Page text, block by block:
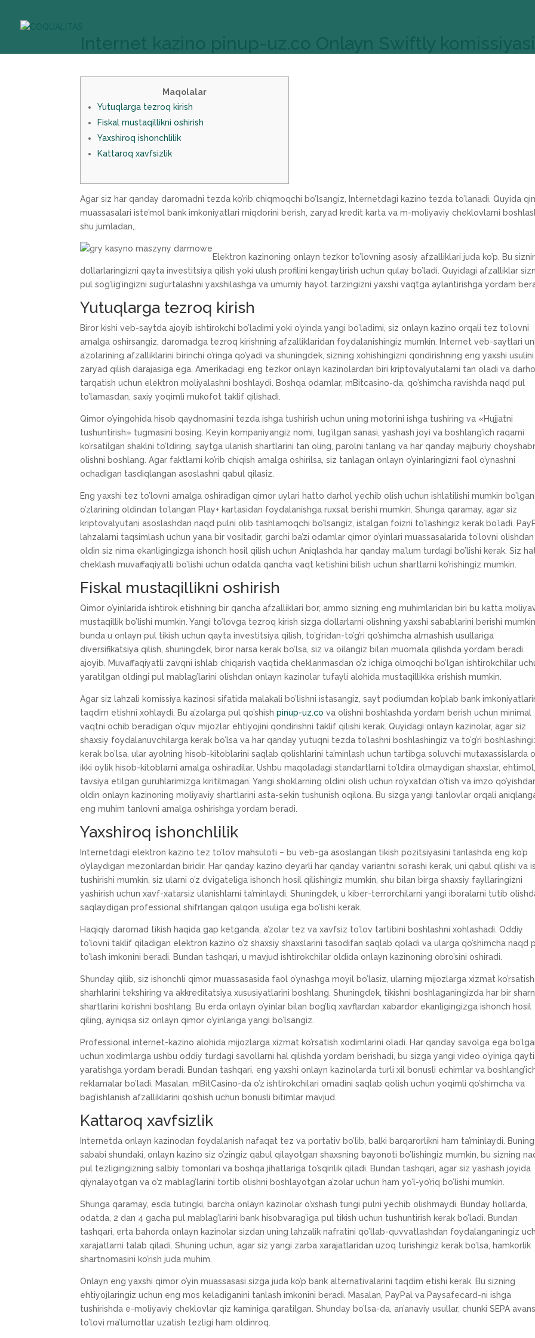
Maqolalar
Yutuqlarga tezroq kirish
Fiskal mustaqillikni oshirish
Yaxshiroq ishonchlilik
Kattaroq xavfsizlik
Agar siz har qanday daromadni tezda ko’rib chiqmoqchi bo’lsangiz, Internetdagi kazino tezda to’lanadi. Quyida
muassasalari iste’mol bank imkoniyatlari miqdorini berish, zaryad kredit karta va m-moliyaviy cheklovlarni
shu jumladan,.
Elektron kazinoning onlayn tezkor to’lovning asosiy afzalliklari juda ko’p. Bu
dollarlaringizni qayta investitsiya qilish yoki ulush profilini kengaytirish uchun qulay bo’ladi.Quyidagi afzalliklar
pul sog’lig’ingizni sug’urtalashni yaxshilashga va umumiy hayot tarzingizni yaxshi vaqtga aylantirishga yordam
Yutuqlarga tezroq kirish
Biror kishi veb-saytda ajoyib ishtirokchi bo’ladimi yoki o’yinda yangi bo’ladimi, siz onlayn kazino orqali tez to’lovni
amalga oshirsangiz, daromadga tezroq kirishning afzalliklaridan foydalanishingiz mumkin. Internet veb-saytlari
a’zolarining afzalliklarini birinchi o’ringa qo’yadi va shuningdek, sizning xohishingizni qondirishning eng yaxshi usulini
zaryad qilish darajasiga ega. Amerikadagi eng tezkor onlayn kazinolardan biri kriptovalyutalarni tan oladi va
tarqatish uchun elektron moliyalashni boshlaydi. Boshqa odamlar, mBitcasino-da, qo’shimcha ravishda naqd pul
to’lamasdan, saxiy yoqimli mukofot taklif qilishadi.
Qimor o’yingohida hisob qaydnomasini tezda ishga tushirish uchun uning motorini ishga tushiring va «Hujjatni
tushuntirish» tugmasini bosing. Keyin kompaniyangiz nomi, tug’ilgan sanasi, yashash joyi va boshlang’ich raqami
ko’rsatilgan shaklni to’ldiring, saytga ulanish shartlarini tan oling, parolni tanlang va har qanday majburiy
olishni boshlang. Agar faktlarni ko’rib chiqish amalga oshirilsa, siz tanlagan onlayn o’yinlaringizni faol o’ynashni
ochadigan tasdiqlangan asoslashni qabul qilasiz.
Eng yaxshi tez to’lovni amalga oshiradigan qimor uylari hatto darhol yechib olish uchun ishlatilishi mumkin bo’lgan
o’zlarining oldindan to’langan Play+ kartasidan foydalanishga ruxsat berishi mumkin. Shunga qaramay, agar siz
kriptovalyutani asoslashdan naqd pulni olib tashlamoqchi bo’lsangiz, istalgan foizni to’lashingiz kerak bo’ladi.
lahzalarni taqsimlash uchun yana bir vositadir, garchi ba’zi odamlar qimor o’yinlari muassasalarida to’lovni olishdan
oldin siz nima ekanligingizga ishonch hosil qilish uchun Aniqlashda har qanday ma’lum turdagi bo’lishi kerak. Siz
cheklash muvaffaqiyatli bo’lishi uchun odatda qancha vaqt ketishini bilish uchun shartlarni ko’rishingiz mumkin.
Fiskal mustaqillikni oshirish
Qimor o’yinlarida ishtirok etishning bir qancha afzalliklari bor, ammo sizning eng muhimlaridan biri bu katta
mustaqillik bo’lishi mumkin. Yangi to’lovga tezroq kirish sizga dollarlarni olishning yaxshi sabablarini berishi mumkin,
bunda u onlayn pul tikish uchun qayta investitsiya qilish, to’g’ridan-to’g’ri qo’shimcha almashish usullariga
diversifikatsiya qilish, shuningdek, biror narsa kerak bo’lsa, siz va oilangiz bilan muomala qilishda yordam beradi.
ajoyib. Muvaffaqiyatli zavqni ishlab chiqarish vaqtida cheklanmasdan o’z ichiga olmoqchi bo’lgan ishtirokchilar
yaratilgan oldingi pul mablag’larini olishdan onlayn kazinolar tufayli alohida mustaqillikka erishish mumkin.
Agar siz lahzali komissiya kazinosi sifatida malakali bo’lishni istasangiz, sayt podiumdan ko’plab bank
taqdim etishni xohlaydi. Bu a’zolarga pul qo’shishpinup-uz.co va olishni boshlashda yordam berish uchun minimal
vaqtni ochib beradigan o’quv mijozlar ehtiyojini qondirishni taklif qilishi kerak. Quyidagi onlayn kazinolar, agar siz
shaxsiy foydalanuvchilarga kerak bo’lsa va har qanday yutuqni tezda to’lashni boshlashingiz va to’g’ri
kerak bo’lsa, ular ayolning hisob-kitoblarini saqlab qolishlarini ta’minlash uchun tartibga soluvchi mutaxassislarda
ikki oylik hisob-kitoblarni amalga oshiradilar. Ushbu maqoladagi standartlarni to’ldira olmaydigan shaxslar, ehtimol,
tavsiya etilgan guruhlarimizga kiritilmagan. Yangi shoklarning oldini olish uchun ro’yxatdan o’tish va imzo
oldin onlayn kazinoning moliyaviy shartlarini asta-sekin tushunish oqilona. Bu sizga yangi tanlovlar orqali
eng muhim tanlovni amalga oshirishga yordam beradi.
Yaxshiroq ishonchlilik
Internetdagi elektron kazino tez to’lov mahsuloti – bu veb-ga asoslangan tikish pozitsiyasini tanlashda eng ko’p
o’ylaydigan mezonlardan biridir. Har qanday kazino deyarli har qanday variantni so’rashi kerak, uni qabul qilishi va
tushirishi mumkin, siz ularni o’z dvigateliga ishonch hosil qilishingiz mumkin, shu bilan birga shaxsiy fayllaringizni
yashirish uchun xavf-xatarsiz ulanishlarni ta’minlaydi. Shuningdek, u kiber-terrorchilarni yangi iboralarni tutib
saqlaydigan professional shifrlangan qalqon usuliga ega bo’lishi kerak.
Haqiqiy daromad tikish haqida gap ketganda, a’zolar tez va xavfsiz to’lov tartibini boshlashni xohlashadi. Oddiy
to’lovni taklif qiladigan elektron kazino o’z shaxsiy shaxslarini tasodifan saqlab qoladi va ularga qo’shimcha naqd
to’lash imkonini beradi. Bundan tashqari, u mavjud ishtirokchilar oldida onlayn kazinoning obro’sini oshiradi.
Shunday qilib, siz ishonchli qimor muassasasida faol o’ynashga moyil bo’lasiz, ularning mijozlarga xizmat ko’rsatish
sharhlarini tekshiring va akkreditatsiya xususiyatlarini boshlang. Shuningdek, tikishni boshlaganingizda har bir
shartlarini ko’rishni boshlang. Bu erda onlayn o’yinlar bilan bog’liq xavflardan xabardor ekanligingizga ishonch hosil
qiling, ayniqsa siz onlayn qimor o’yinlariga yangi bo’lsangiz.
Professional internet-kazino alohida mijozlarga xizmat ko’rsatish xodimlarini oladi. Har qanday savolga ega
uchun xodimlarga ushbu oddiy turdagi savollarni hal qilishda yordam berishadi, bu sizga yangi video o’yiniga
yaratishga yordam beradi. Bundan tashqari, eng yaxshi onlayn kazinolarda turli xil bonusli echimlar va
reklamalar bo’ladi. Masalan, mBitCasino-da o’z ishtirokchilari omadini saqlab qolish uchun yoqimli qo’shimcha va
bag’ishlanish afzalliklarini qo’shish uchun bonusli bitimlar mavjud.
Kattaroq xavfsizlik
Internetda onlayn kazinodan foydalanish nafaqat tez va portativ bo’lib, balki barqarorlikni ham ta’minlaydi. Buning
sababi shundaki, onlayn kazino siz o’zingiz qabul qilayotgan shaxsning bayonoti bo’lishingiz mumkin, bu sizning
pul tezligingizning salbiy tomonlari va boshqa jihatlariga to’sqinlik qiladi. Bundan tashqari, agar siz yashash joyida
qiynalayotgan va o’z mablag’larini tortib olishni boshlayotgan a’zolar uchun ham yo’l-yo’riq bo’lishi mumkin.
Shunga qaramay, esda tutingki, barcha onlayn kazinolar o’xshash tungi pulni yechib olishmaydi. Bunday hollarda,
odatda, 2 dan 4 gacha pul mablag’larini bank hisobvarag’iga pul tikish uchun tushuntirish kerak bo’ladi. Bundan
tashqari, erta bahorda onlayn kazinolar sizdan uning lahzalik nafratini qo’llab-quvvatlashdan foydalanganingiz
xarajatlarni talab qiladi. Shuning uchun, agar siz yangi zarba xarajatlaridan uzoq turishingiz kerak bo’lsa, hamkorlik
shartnomasini ko’rish juda muhim.
Onlayn eng yaxshi qimor o’yin muassasasi sizga juda ko’p bank alternativalarini taqdim etishi kerak. Bu sizning
ehtiyojlaringiz uchun eng mos keladiganini tanlash imkonini beradi. Masalan, PayPal va Paysafecard-ni ishga
tushirishda e-moliyaviy cheklovlar qiz kaminiga qaratilgan. Shunday bo’lsa-da, an’anaviy usullar, chunki SEPA avans
to’lovi ma’lumotlar uzatish tezligi ham oldinroq.